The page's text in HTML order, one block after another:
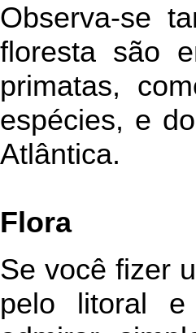
Observa-se
floresta são
primatas,
espécies, e
Atlântica.
Flora
Se você fizer
pelo litoral e